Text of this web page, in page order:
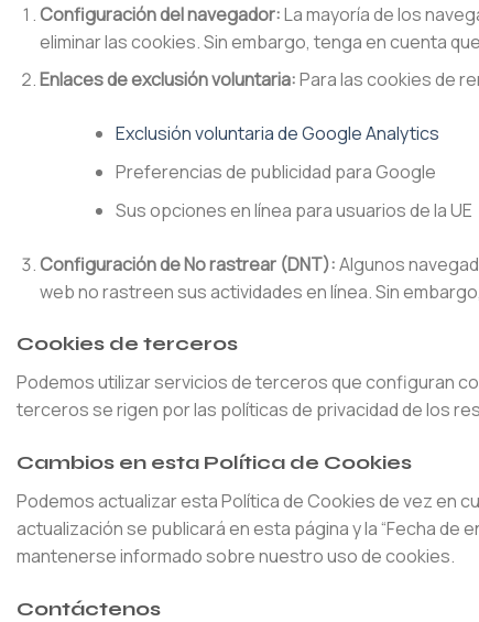
Configuración del navegador:La mayoría de los
eliminar las cookies. Sin embargo, tenga en cuenta
Enlaces de exclusión voluntaria:Para las cookies de
Exclusión voluntaria de Google Analytics
Preferencias de publicidad para Google
Sus opciones en línea para usuarios de la UE
Configuración de No rastrear (DNT):Algunos
web no rastreen sus actividades en línea. Sin
Cookies de terceros
Podemos utilizar servicios de terceros que configuran
terceros se rigen por las políticas de privacidad de los
Cambios en esta Política de Cookies
Podemos actualizar esta Política de Cookies de vez en
actualización se publicará en esta página y la “Fecha
mantenerse informado sobre nuestro uso de cookies.
Contáctenos